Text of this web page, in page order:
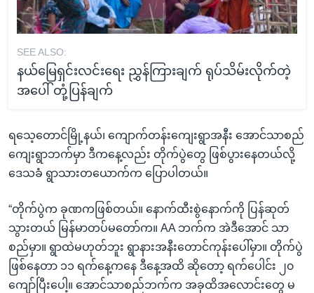
SEE ALSO:
နယ်မြေရှင်းလင်းရေး ညွှန်ကြားချက် ရုပ်သိမ်းလိုက်တဲ့
အပေါ် တုံ့ပြန်ချက်
ရသေ့တောင်မြို့နယ်၊ ကျောက်တန်းကျေးရွာအနီး အောင်သာစည်
ကျေးရွာဘက်မှာ ဒီကနေ့လည်း တိုက်ပွဲတွေ ဖြစ်ပွားနေတယ်လို့
ဒေသခံ ရွာသားတယောက်က ပြောပါတယ်။
“တိုက်ပွဲက ခုဏကဖြစ်တယ်။ နောက်ထီးစွဲနောက်ကို ပြန်ဆုတ်
သွားတယ် မြန်မာတပ်မတော်က။ AA ဘက်က အဲဒီအောင် သာ
စည်မှာ။ ရွာထဲမဟုတ်ဘူး ရွာနားအနီးတောင်ကုန်းပေါ်မှာ။ တိုက်ပွဲ
ဖြစ်နေတာ ၁၁ ရက်နေ့ကနေ ဒီနေ့အထိ ဆိုတော့ ရက်ပေါင်း ၂၀
ကျော်ပြီးပေါ့။ အောင်သာစည်ဘက်က အခုထိအလောင်းတွေ မ